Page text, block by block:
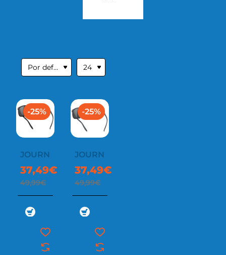
-25%
JOURNEY
37,49€
49,99€
-25%
JOURNEY
37,49€
49,99€